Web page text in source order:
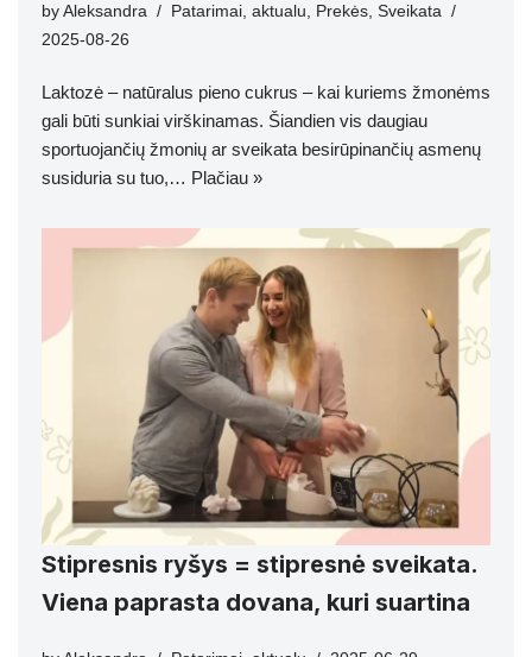
by Aleksandra Patarimai, aktualu, Prekės, Sveikata
2025-08-26
Laktozė – natūralus pieno cukrus – kai kuriems žmonėms
gali būti sunkiai virškinamas. Šiandien vis daugiau
sportuojančių žmonių ar sveikata besirūpinančių asmenų
susiduria su tuo,… Plačiau »
Stipresnis ryšys = stipresnė sveikata.
Viena paprasta dovana, kuri suartina